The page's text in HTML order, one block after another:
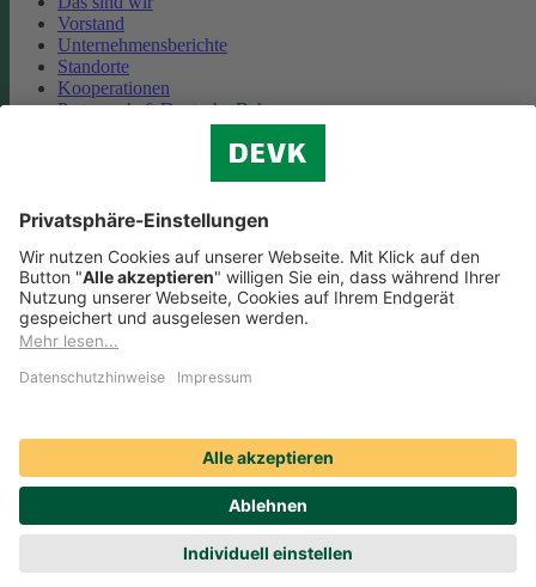
Vorstand
Unternehmensberichte
Standorte
Kooperationen
Partnerschaft Deutsche Bahn
Cookie-Einstellungen
Datenschutz
Impressum
Streitbeilegung
Nutzungshinweise
Compliance
Social Media Icons sowie Verlinkungen, die mit
sind, führen auf externe Seiten. Die DEVK ist für die dortigen
Nutzungsbedingungen und Datenschutzbestimmungen nicht
verantwortlich. Mehr dazu erfahren Sie unter